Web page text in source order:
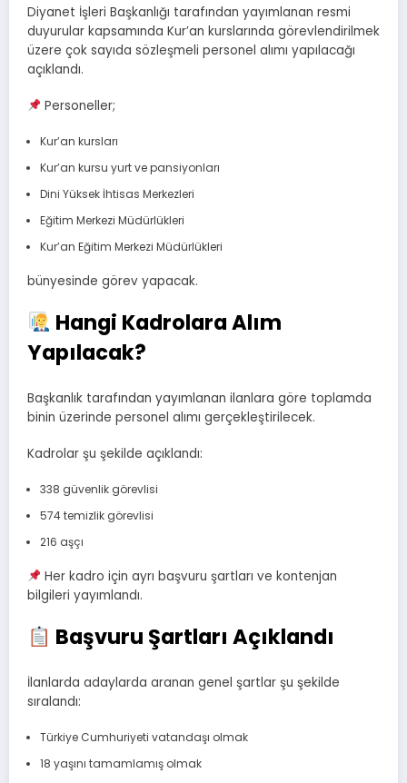
Diyanet İşleri Başkanlığı tarafından yayımlanan resmi
duyurular kapsamında Kur’an kurslarında görevlendirilmek
üzere çok sayıda sözleşmeli personel alımı yapılacağı
açıklandı.
Personeller;
Kur’an kursları
Kur’an kursu yurt ve pansiyonları
Dini Yüksek İhtisas Merkezleri
Eğitim Merkezi Müdürlükleri
Kur’an Eğitim Merkezi Müdürlükleri
bünyesinde görev yapacak.
Hangi Kadrolara Alım
Yapılacak?
Başkanlık tarafından yayımlanan ilanlara göre toplamda
binin üzerinde personel alımı gerçekleştirilecek.
Kadrolar şu şekilde açıklandı:
338 güvenlik görevlisi
574 temizlik görevlisi
216 aşçı
Her kadro için ayrı başvuru şartları ve kontenjan
bilgileri yayımlandı.
Başvuru Şartları Açıklandı
İlanlarda adaylarda aranan genel şartlar şu şekilde
sıralandı:
Türkiye Cumhuriyeti vatandaşı olmak
18 yaşını tamamlamış olmak